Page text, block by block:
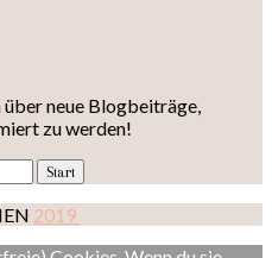
über neue Blogbeiträge,
zu werden!
2019